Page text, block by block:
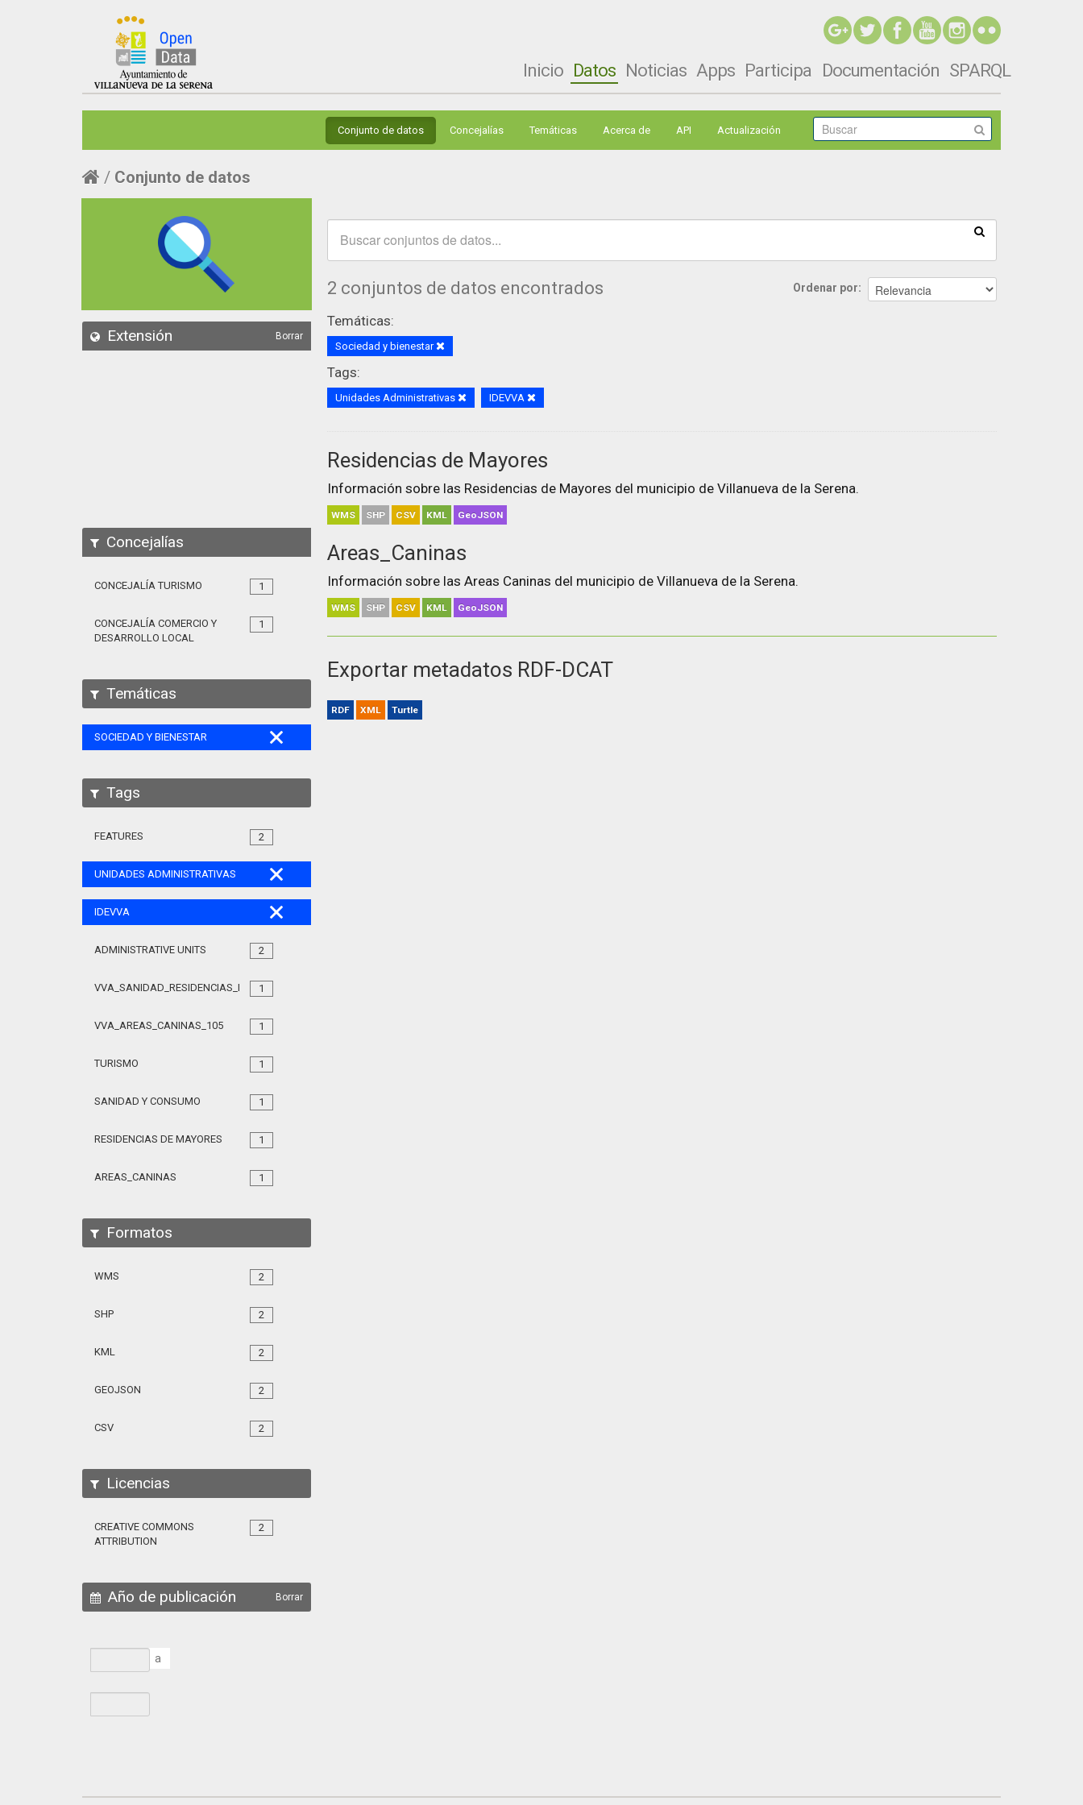
Inicio Datos Noticias Apps Participa Documentación SPARQL
Conjunto de datos Concejalías Temáticas Acerca de API Actualización
Conjunto de datos
Extensión Borrar
Concejalías
1
CONCEJALÍA TURISMO
1
CONCEJALÍA COMERCIO Y
DESARROLLO LOCAL
Temáticas
SOCIEDAD Y BIENESTAR
Tags
2
FEATURES
UNIDADES ADMINISTRATIVAS
IDEVVA
2
ADMINISTRATIVE UNITS
1
VVA_SANIDAD_RESIDENCIAS_MAYORES_105
1
VVA_AREAS_CANINAS_105
1
TURISMO
1
SANIDAD Y CONSUMO
1
RESIDENCIAS DE MAYORES
1
AREAS_CANINAS
Formatos
2
WMS
2
SHP
2
KML
2
GEOJSON
2
CSV
Licencias
2
CREATIVE COMMONS
ATTRIBUTION
Año de publicación Borrar
a
Ordenar por
2 conjuntos de datos encontrados
Temáticas:
Sociedad y bienestar
Tags:
Unidades Administrativas IDEVVA
Residencias de Mayores
Información sobre las Residencias de Mayores del municipio de Villanueva de la Serena.
WMS SHP CSV KML GeoJSON
Areas_Caninas
Información sobre las Areas Caninas del municipio de Villanueva de la Serena.
WMS SHP CSV KML GeoJSON
Exportar metadatos RDF-DCAT
RDF XML Turtle